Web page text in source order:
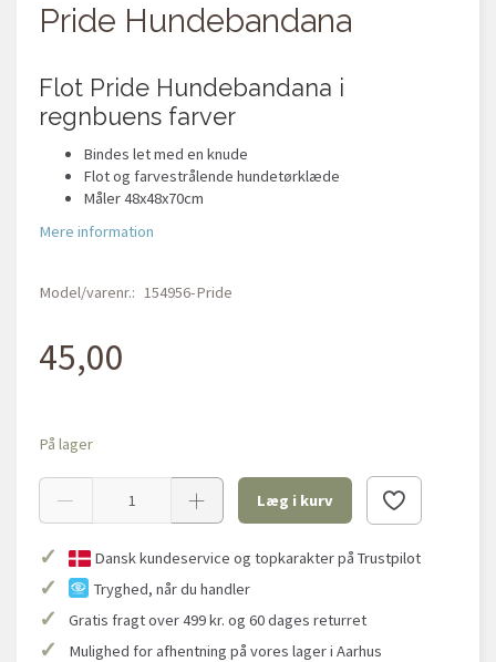
Pride Hundebandana
Flot Pride Hundebandana i
regnbuens farver
Bindes let med en knude
Flot og farvestrålende hundetørklæde
Måler 48x48x70cm
Mere information
Model/varenr.: 154956-Pride
45,00
På lager
Læg i kurv
✓ Dansk kundeservice og topkarakter på Trustpilot
✓ Tryghed, når du handler
✓ Gratis fragt over 499 kr. og 60 dages returret
✓ Mulighed for afhentning på vores lager i Aarhus